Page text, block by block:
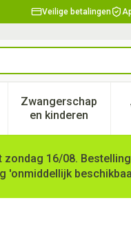
Veilige betalingen
verzorging en
voor Dieet,
Zwangerschap
en kinderen
Toon
16/08.
'onmiddellijk